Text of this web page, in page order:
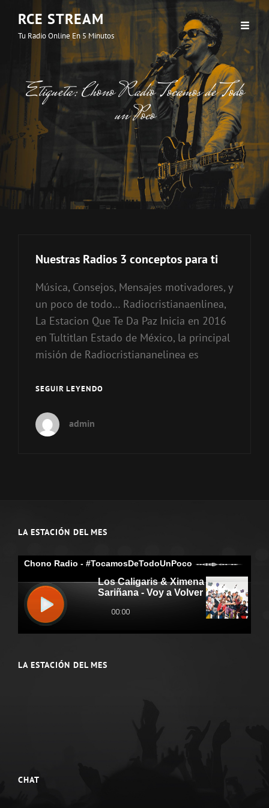
RCE STREAM
Tu Radio Online En 5 Minutos
Etiqueta:Chono Radio Tocamos de Todo
un Poco
Nuestras Radios 3 conceptos para ti
Música, Consejos, Mensajes motivadores, y
un poco de todo… Radiocristianaenlinea,
La Estacion Que Te Da Paz Inicia en 2016
en Tultitlan Estado de México, la principal
misión de Radiocristiananelinea es
SEGUIR LEYENDONUESTRAS
admin
LA ESTACIÓN DEL MES
LA ESTACIÓN DEL MES
CHAT